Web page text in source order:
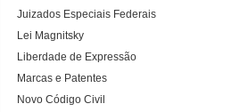
Juizados Especiais Federais
Lei Magnitsky
Liberdade de Expressão
Marcas e Patentes
Novo Código Civil